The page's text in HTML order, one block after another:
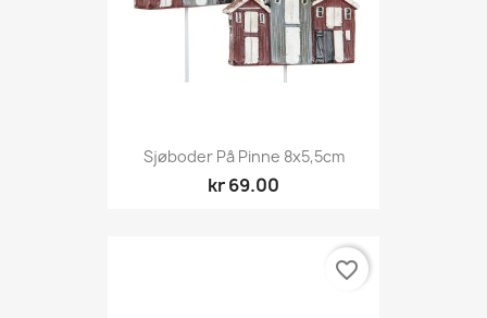
Sjøboder På Pinne 8x5,5cm
kr 69.00
favorite_border